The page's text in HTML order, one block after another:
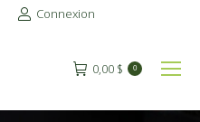
Connexion
0,00 $ 0